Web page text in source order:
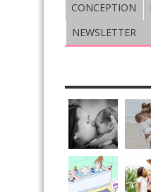
CONCEPTION
NEWSLETTER